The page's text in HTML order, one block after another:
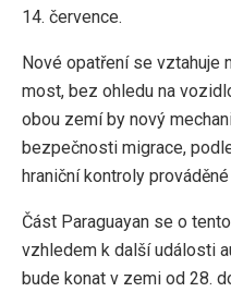
14. července.
Nové opatření se vztahuje
most, bez ohledu na
obou zemí by nový
bezpečnosti migrace,
hraniční kontroly
Část Paraguayan se o
vzhledem k další události
bude konat v zemi od 28.